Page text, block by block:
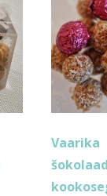
Vaarika